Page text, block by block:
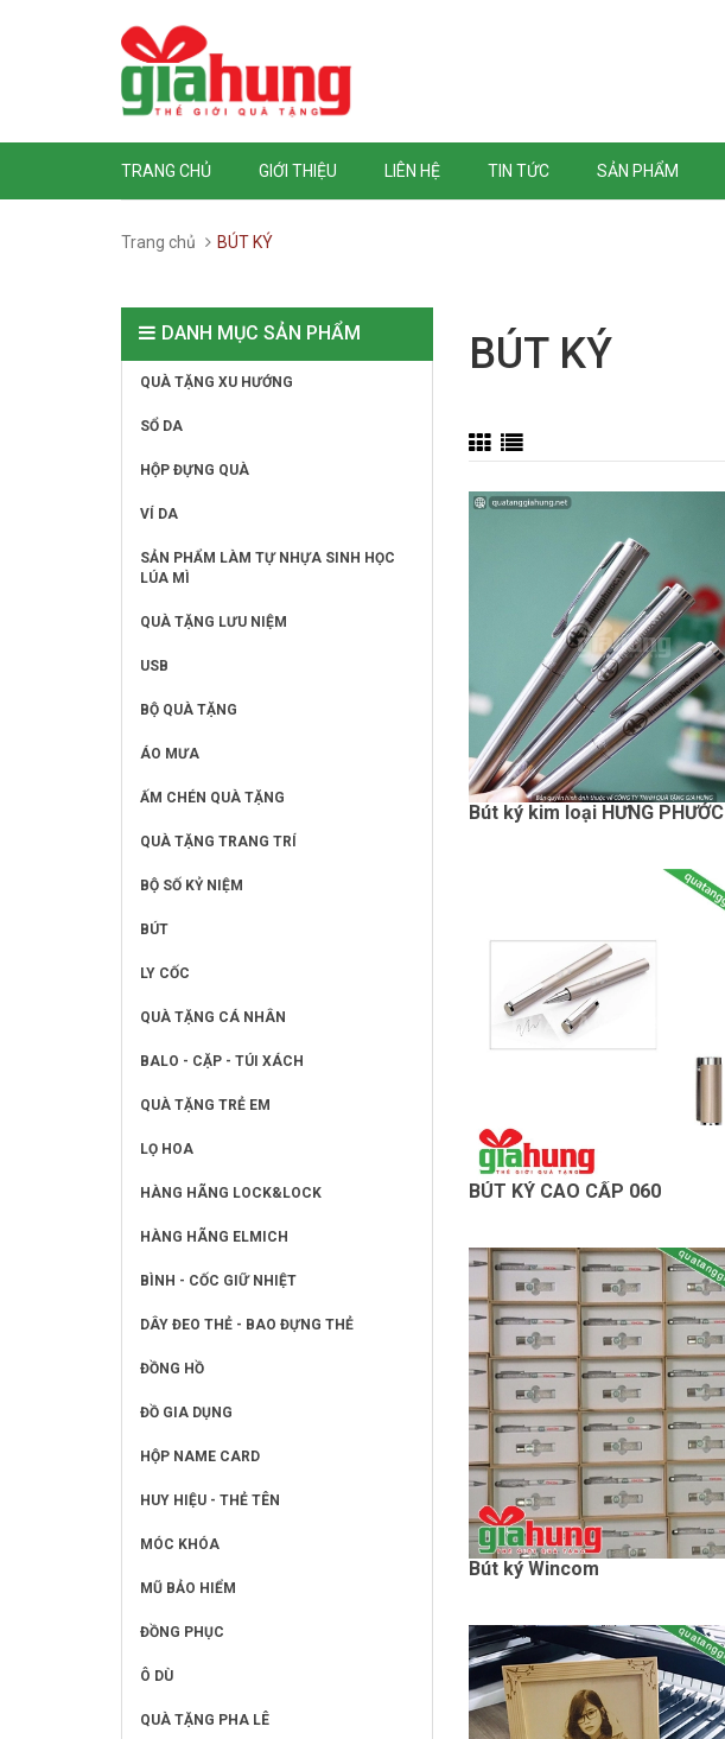
TRANG CHỦ GIỚI THIỆU LIÊN HỆ TIN TỨC SẢN PHẨM
Trang chủ BÚT KÝ
BÚT KÝ
Bút ký kim loại HƯNG PHƯỚC
BÚT KÝ CAO CẤP 060
Bút ký Wincom
DANH MỤC SẢN PHẨM
QUÀ TẶNG XU HƯỚNG
SỔ DA
HỘP ĐỰNG QUÀ
VÍ DA
SẢN PHẨM LÀM TỰ NHỰA SINH HỌC
LÚA MÌ
QUÀ TẶNG LƯU NIỆM
USB
BỘ QUÀ TẶNG
ÁO MƯA
ẤM CHÉN QUÀ TẶNG
QUÀ TẶNG TRANG TRÍ
BỘ SỐ KỶ NIỆM
BÚT
LY CỐC
QUÀ TẶNG CÁ NHÂN
BALO - CẶP - TÚI XÁCH
QUÀ TẶNG TRẺ EM
LỌ HOA
HÀNG HÃNG LOCK&LOCK
HÀNG HÃNG ELMICH
BÌNH - CỐC GIỮ NHIỆT
DÂY ĐEO THẺ - BAO ĐỰNG THẺ
ĐỒNG HỒ
ĐỒ GIA DỤNG
HỘP NAME CARD
HUY HIỆU - THẺ TÊN
MÓC KHÓA
MŨ BẢO HIỂM
ĐỒNG PHỤC
Ô DÙ
QUÀ TẶNG PHA LÊ